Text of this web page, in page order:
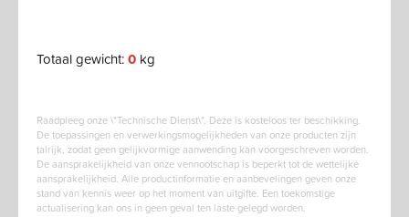
Totaal gewicht:0 kg
Raadpleeg onze \"Technische Dienst\". Deze is kosteloos ter beschikking.
De toepassingen en verwerkingsmogelijkheden van onze producten zijn
talrijk, zodat geen gelijkvormige aanwending kan voorgeschreven worden.
De aansprakelijkheid van onze vennootschap is beperkt tot de wettelijke
aansprakelijkheid. Alle productinformatie en aanbevelingen geven onze
stand van kennis weer op het moment van uitgifte. Een toekomstige
actualisering kan ons in geen geval ten laste gelegd worden.